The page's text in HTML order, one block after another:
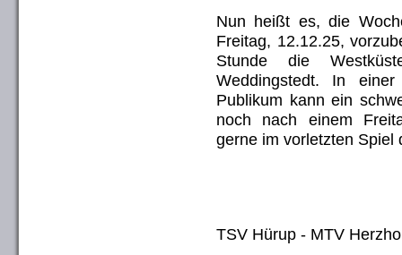
Nun heißt es, die
Freitag, 12.12.25,
Stunde die
Weddingstedt. In
Publikum kann ein
noch nach einem
gerne im vorletzten Spiel
TSV Hürup - MTV